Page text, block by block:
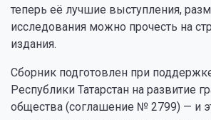
теперь её лучшие выступления,
исследования можно прочесть на
издания.
Сборник подготовлен при
Республики Татарстан на развитие
общества (соглашение № 2799) — и